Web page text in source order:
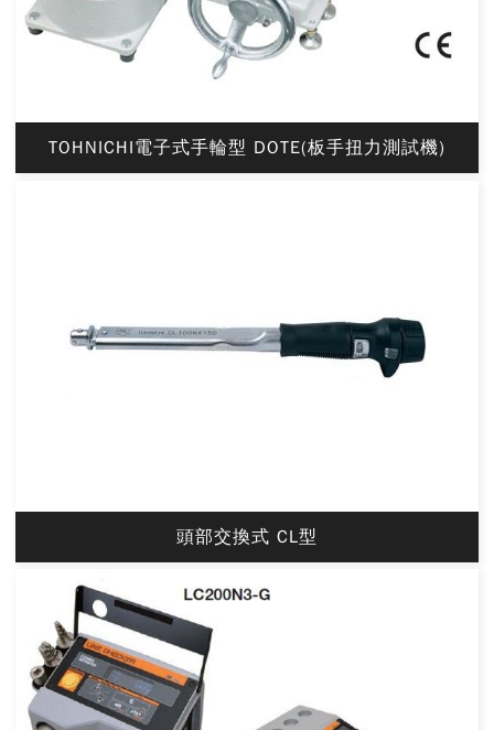
TOHNICHI電子式手輪型 DOTE(板手扭力測試機)
頭部交換式 CL型